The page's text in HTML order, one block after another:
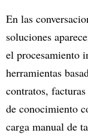
En las
soluciones
el procesamiento
herramientas
contratos,
de conocimiento
carga manual de